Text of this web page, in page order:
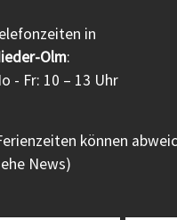
in
Olm:
- Fr: 10 – 13 Uhr
können
News)